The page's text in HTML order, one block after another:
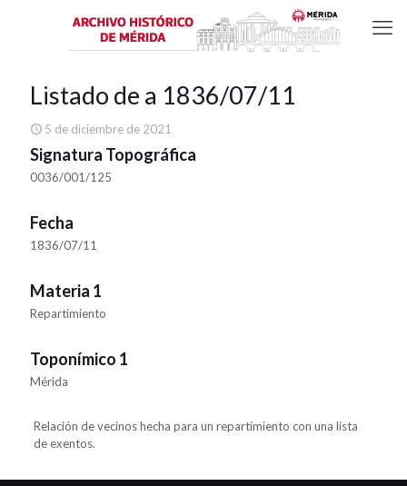
Listado de a 1836/07/11
5 de diciembre de 2021
Signatura Topográfica
0036/001/125
Fecha
1836/07/11
Materia 1
Repartimiento
Toponímico 1
Mérida
Relación de vecinos hecha para un repartimiento con una lista
de exentos.